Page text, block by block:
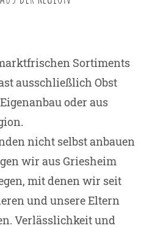
amet, consectetuer
eget dolor. Aenean
penatibus et
montes, nascetur
quam felis, ultricies
Sortiments
ausschließlich Obst
oder aus
nicht selbst anbauen
wir aus Griesheim
mit denen wir seit
und unsere Eltern
Verlässlichkeit und